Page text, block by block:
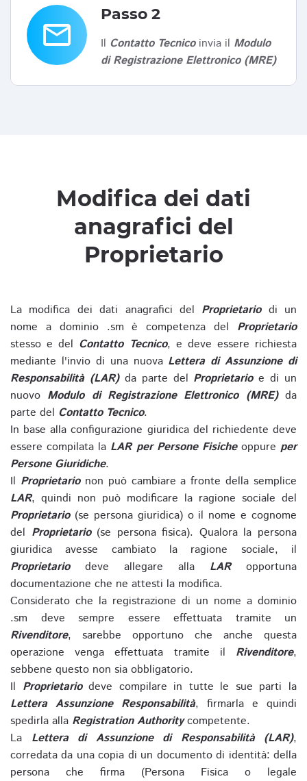
email
Passo 2
Il Contatto Tecnicoinvia il Modulo
di Registrazione Elettronico (MRE)
Modifica dei dati
anagrafici del
Proprietario
La modifica dei dati anagrafici del Proprietariodi un
nome a dominio .sm è competenza del Proprietario
stesso e del Contatto Tecnico, e deve essere richiesta
mediante l'invio di una nuova Lettera di Assunzione di
Responsabilità (LAR)da parte del Proprietarioe di un
nuovo Modulo di Registrazione Elettronico (MRE)da
parte del Contatto Tecnico.
In base alla configurazione giuridica del richiedente deve
essere compilata la LAR per Persone Fisicheoppure per
Persone Giuridiche.
Il Proprietarionon può cambiare a fronte della semplice
LAR, quindi non può modificare la ragione sociale del
Proprietario(se persona giuridica) o il nome e cognome
del Proprietario(se persona fisica). Qualora la persona
giuridica avesse cambiato la ragione sociale, il
Proprietariodeve allegare alla LARopportuna
documentazione che ne attesti la modifica.
Considerato che la registrazione di un nome a dominio
.sm deve sempre essere effettuata tramite un
Rivenditore, sarebbe opportuno che anche questa
operazione venga effettuata tramite il Rivenditore,
sebbene questo non sia obbligatorio.
Il Proprietariodeve compilare in tutte le sue parti la
Lettera Assunzione Responsabilità, firmarla e quindi
spedirla alla Registration Authoritycompetente.
La Lettera di Assunzione di Responsabilità (LAR),
corredata da una copia di un documento di identità: della
persona che firma (Persona Fisica o legale